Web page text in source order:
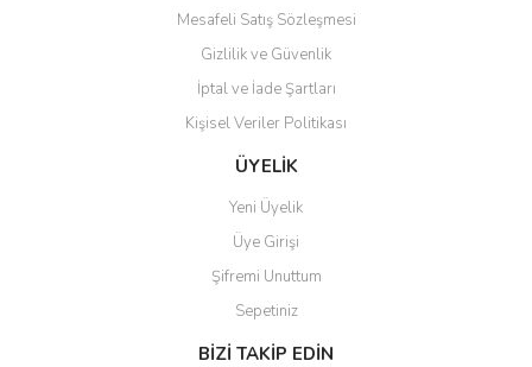
Mesafeli Satış Sözleşmesi
Gizlilik ve Güvenlik
İptal ve İade Şartları
Kişisel Veriler Politikası
ÜYELİK
Yeni Üyelik
Üye Girişi
Şifremi Unuttum
Sepetiniz
BİZİ TAKİP EDİN